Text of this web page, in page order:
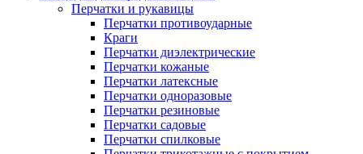
Перчатки и рукавицы
Перчатки противоударные
Краги
Перчатки диэлектрические
Перчатки кожаные
Перчатки латексные
Перчатки одноразовые
Перчатки резиновые
Перчатки садовые
Перчатки спилковые